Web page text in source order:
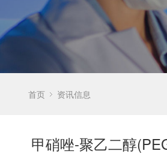
首页 资讯信息
甲硝唑-聚乙二醇